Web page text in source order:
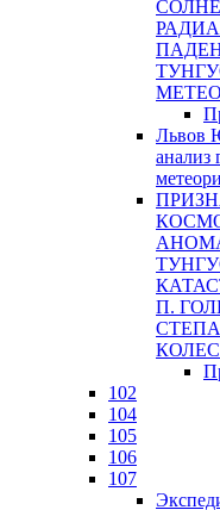
Львов
анализ
П.
102
104
105
106
107